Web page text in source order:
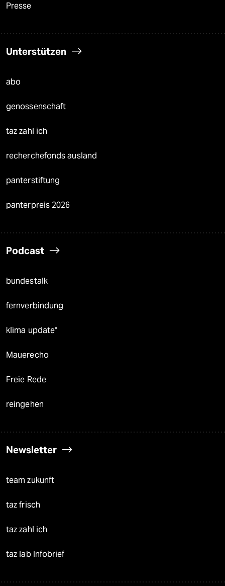
Presse
Unterstützen
abo
genossenschaft
taz zahl ich
recherchefonds ausland
panterstiftung
panterpreis 2026
Podcast
bundestalk
fernverbindung
klima update°
Mauerecho
Freie Rede
reingehen
Newsletter
team zukunft
taz frisch
taz zahl ich
taz lab Infobrief